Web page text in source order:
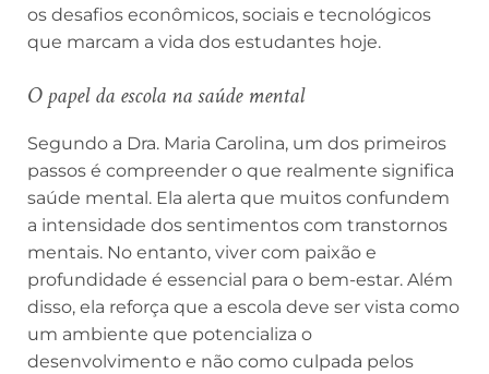
os desafios econômicos, sociais e tecnológicos
que marcam a vida dos estudantes hoje.
O papel da escola na saúde mental
Segundo a Dra. Maria Carolina, um dos primeiros
passos é compreender o que realmente significa
saúde mental. Ela alerta que muitos confundem
a intensidade dos sentimentos com transtornos
mentais. No entanto, viver com paixão e
profundidade é essencial para o bem-estar. Além
disso, ela reforça que a escola deve ser vista como
um ambiente que potencializa o
desenvolvimento e não como culpada pelos